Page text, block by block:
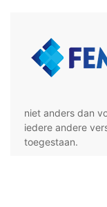
niet anders dan
iedere andere
toegestaan.